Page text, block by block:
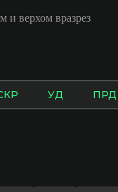
и верхом вразрез
УД ПРД